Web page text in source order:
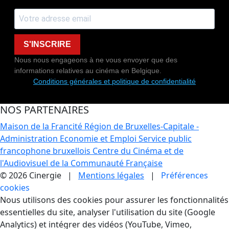
S'INSCRIRE
Nous nous engageons à ne vous envoyer que des
informations relatives au cinéma en Belgique.
Conditions générales et politique de confidentialité
NOS PARTENAIRES
Maison de la Francité Région de Bruxelles-Capitale -
Administration Economie et Emploi Service public
francophone bruxellois Centre du Cinéma et de
l'Audiovisuel de la Communauté Française
© 2026 Cinergie | Mentions légales | Préférences
cookies
Gestion des Cookies
Nous utilisons des cookies pour assurer les fonctionnalités
essentielles du site, analyser l'utilisation du site (Google
Analytics) et intégrer des vidéos (YouTube, Vimeo,